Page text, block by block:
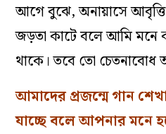
আগে বুঝে, অনায়াসে
জড়তা কাটে বলে আমি মনে
থাকে। তবে তো চেতনাবোধ
আমাদের প্রজন্মে গান
যাচ্ছে বলে আপনার মনে